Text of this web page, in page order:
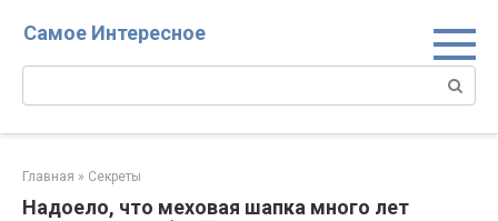
Самое Интересное
Поиск:
Главная » Секреты
Надоело, что меховая шапка много лет